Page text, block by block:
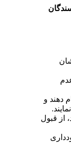
مقرر (حدّاکثر ۱۰ روز) انجام دهند و
از قبول